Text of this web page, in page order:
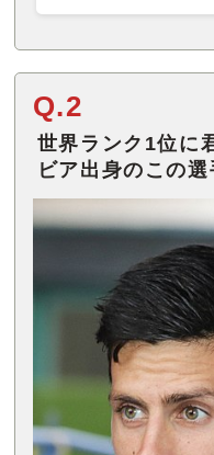
Q.2
世界ランク1位に
ビア出身のこの選